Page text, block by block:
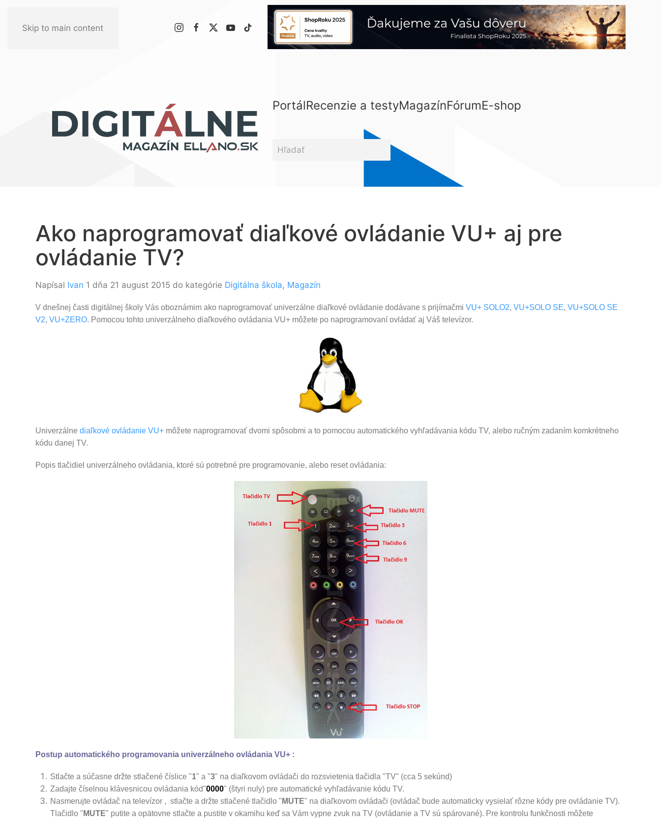
Skip to main content
PortálRecenzie a testyMagazínFórumE-shop
Ako naprogramovať diaľkové ovládanie VU+ aj pre
ovládanie TV?
Napísal Ivan 1 dňa 21 august 2015 do kategórie Digitálna škola, Magazín
V dnešnej časti digitálnej školy Vás oboznámim ako naprogramovať univerzálne diaľkové ovládanie dodávane s prijímačmi VU+ SOLO2, VU+SOLO SE, VU+SOLO SE
V2, VU+ZERO. Pomocou tohto univerzálneho diaľkového ovládania VU+ môžete po naprogramovaní ovládať aj Váš televízor.
Univerzálne diaľkové ovládanie VU+ môžete naprogramovať dvomi spôsobmi a to pomocou automatického vyhľadávania kódu TV, alebo ručným zadaním komkrétneho
kódu danej TV.
Popis tlačidiel univerzálneho ovládania, ktoré sú potrebné pre programovanie, alebo reset ovládania:
Postup automatického programovania univerzálneho ovládania VU+ :
Stlačte a súčasne držte stlačené číslice "1" a "3" na diaľkovom ovládači do rozsvietenia tlačidla "TV" (cca 5 sekúnd)
Zadajte číselnou klávesnicou ovládania kód"0000" (štyri nuly) pre automatické vyhľadávanie kódu TV.
Nasmerujte ovládač na televízor , stlačte a držte stlačené tlačidlo " MUTE" na diaľkovom ovládači (ovládač bude automaticky vysielať rôzne kódy pre ovládanie TV).
Tlačidlo " MUTE" putite a opätovne stlačte a pustite v okamihu keď sa Vám vypne zvuk na TV (ovládanie a TV sú spárované). Pre kontrolu funkčnosti môžete